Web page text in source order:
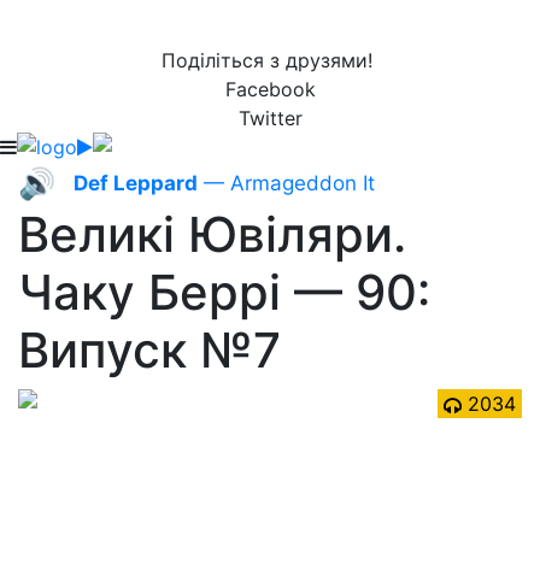
Поділіться з друзями!
Facebook
Twitter
🔊 Def Leppard — Armageddon It
Великі Ювіляри.
Чаку Беррі — 90:
Випуск №7
2034